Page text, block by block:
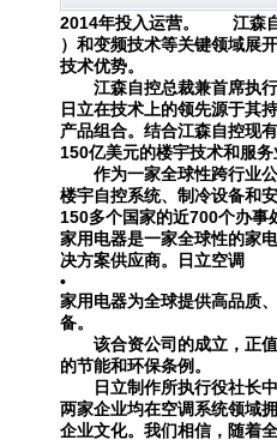
2014年投入运营。
江森自
）和变频技术等关键领域展
技术优势。
江森自控总裁兼首席执行
日立在技术上的领先源于其
产品组合。结合江森自控现
150亿美元的楼宇技术和服
作为一家全球性跨行业公
楼宇自控系统、制冷设备和
150多个国家的近700个办事
家用电器是一家全球性的家
决方案供应商。日立空调
•
家用电器为全球提供高品质
备。
该合资公司的成立，正值
的节能和环保条例。
日立制作所执行役社长中
两家企业均在空调系统领域
企业文化。我们相信，随着